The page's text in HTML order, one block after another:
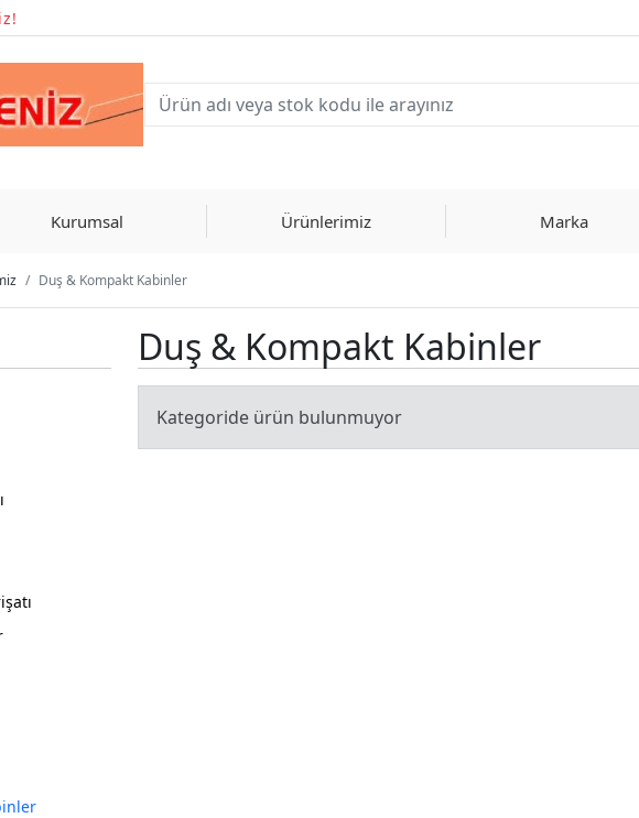
Kurumsal Ürünlerimiz Marka
Duş & Kompakt Kabinler
Duş & Kompakt Kabinler
Kategoride ürün bulunmuyor